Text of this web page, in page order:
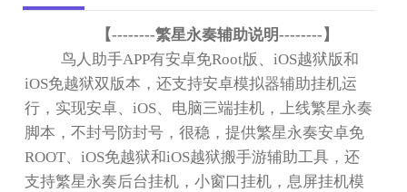
【--------繁星永奏辅助说明--------】
鸟人助手APP有安卓免Root版、iOS越狱版和
iOS免越狱双版本，还支持安卓模拟器辅助挂机运
行，实现安卓、iOS 、电脑三端挂机，上线繁星永奏
脚本，不封号防封号，很稳，提供繁星永奏安卓免
ROOT 、iOS免越狱和iOS越狱搬手游辅助工具，还
支持繁星永奏后台挂机，小窗口挂机，息屏挂机模